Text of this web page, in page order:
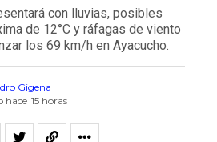
con lluvias, posibles
de 12°C y ráfagas de viento
los 69 km/h en Ayacucho.
Gigena
hace 15 horas